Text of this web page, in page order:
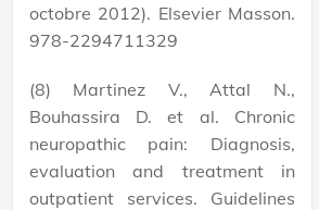
octobre 2012). Elsevier Masson.
978-2294711329
(8) Martinez V., Attal N.,
Bouhassira D. et al. Chronic
neuropathic pain: Diagnosis,
evaluation and treatment in
outpatient services. Guidelines